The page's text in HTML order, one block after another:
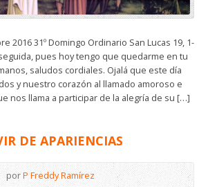
2016 31º Domingo Ordinario San Lucas 19, 1-
pues hoy tengo que quedarme en tu
saludos cordiales. Ojalá que este día
y nuestro corazón al llamado amoroso e
nos llama a participar de la alegría de su […]
DE APARIENCIAS
porP Freddy Ramírez